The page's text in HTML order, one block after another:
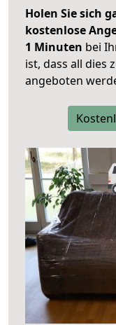
Holen Sie sich
kostenlose
1 Minuten bei
ist, dass all dies
angeboten